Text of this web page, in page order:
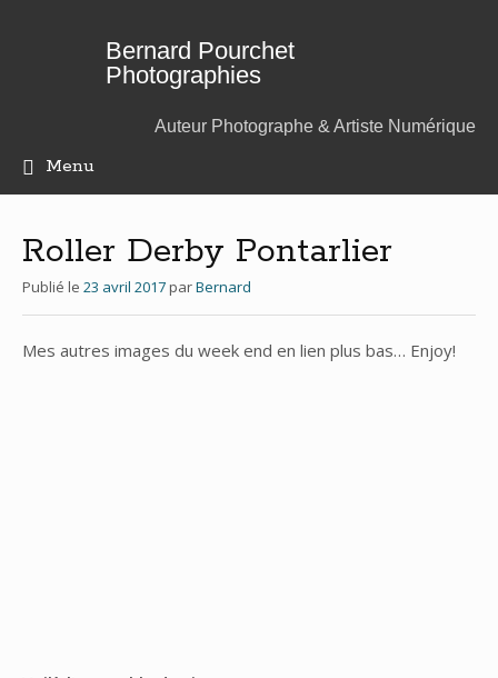
Bernard Pourchet
Photographies
Auteur Photographe & Artiste Numérique
Menu
principal
Roller Derby Pontarlier
Publié le 23 avril 2017parBernard
Mes autres images du week end en lien plus bas… Enjoy!